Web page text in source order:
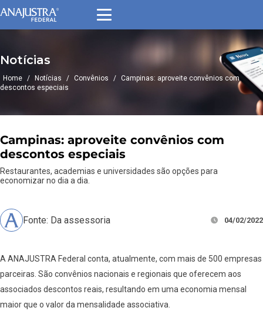
Notícias
Home / Notícias / Convênios / Campinas: aproveite convênios com
descontos especiais
Campinas: aproveite convênios com
descontos especiais
Restaurantes, academias e universidades são opções para
economizar no dia a dia.
Fonte: Da assessoria 04/02/2022
A ANAJUSTRA Federal conta, atualmente, com mais de 500 empresas
parceiras. São convênios nacionais e regionais que oferecem aos
associados descontos reais, resultando em uma economia mensal
maior que o valor da mensalidade associativa.